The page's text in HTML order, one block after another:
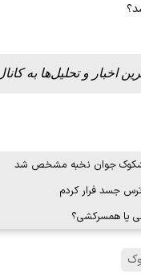
اخبار و تحلیل‌ها به کانال
مشکوک جوان نخبه مشخص شد
جسد فرار کردم
یا همسرکشی؟